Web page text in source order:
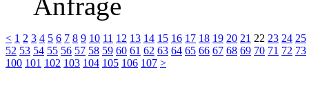
< 1 2 3 4 5 6 7 8 9 10 11 12 13 14 15 16 17 18 19 20 21 22 23 24 25
52 53 54 55 56 57 58 59 60 61 62 63 64 65 66 67 68 69 70 71 72 73
100 101 102 103 104 105 106 107 >